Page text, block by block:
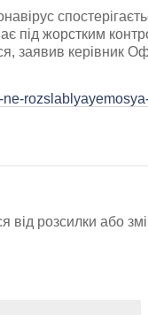
під жорстким
заявив керівник
розсилки або